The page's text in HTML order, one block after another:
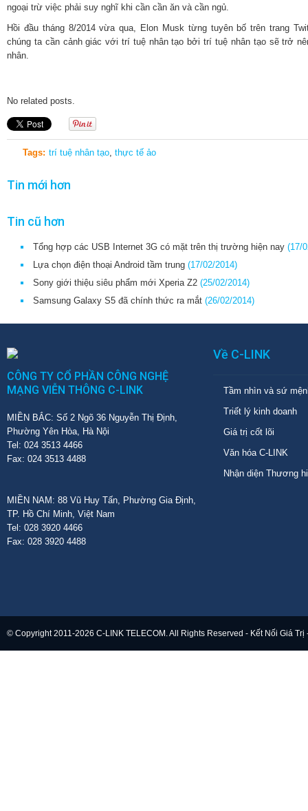
ngoại trừ việc phải suy nghĩ khi cần cần ăn và cần ngủ.
Hồi đầu tháng 8/2014 vừa qua, Elon Musk từng tuyên bố trên trang
chúng ta cần cảnh giác với trí tuệ nhân tạo bởi trí tuệ nhân tạo sẽ trở
nhân.
No related posts.
Tags: trí tuệ nhân tạo, thực tế ảo
Tin mới hơn
Tin cũ hơn
Tổng hợp các USB Internet 3G có mặt trên thị trường hiện nay (17/
Lựa chọn điện thoại Android tầm trung (17/02/2014)
Sony giới thiệu siêu phẩm mới Xperia Z2 (25/02/2014)
Samsung Galaxy S5 đã chính thức ra mắt (26/02/2014)
CÔNG TY CỔ PHẦN CÔNG NGHỆ
MẠNG VIỄN THÔNG C-LINK
MIỀN BẮC: Số 2 Ngõ 36 Nguyễn Thị Định,
Phường Yên Hòa, Hà Nội
Tel: 024 3513 4466
Fax: 024 3513 4488
MIỀN NAM: 88 Vũ Huy Tấn, Phường Gia Định,
TP. Hồ Chí Minh, Việt Nam
Tel: 028 3920 4466
Fax: 028 3920 4488
Về C-LINK
Tầm nhìn và sứ
Triết lý kinh doanh
Giá trị cốt lõi
Văn hóa C-LINK
Nhận diện Thương
© Copyright 2011-2026 C-LINK TELECOM. All Rights Reserved - Kết Nối Giá